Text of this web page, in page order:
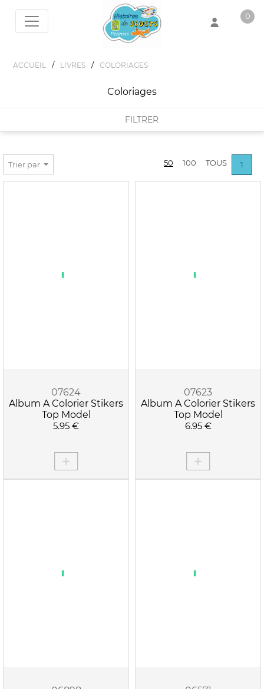
0
ACCUEIL / LIVRES / COLORIAGES
Coloriages
FILTRER
FILTRER PAR
Trier par 50 100 TOUS 1
07624
Album A Colorier Stikers
Top Model
5.95 €
07623
Album A Colorier Stikers
Top Model
6.95 €